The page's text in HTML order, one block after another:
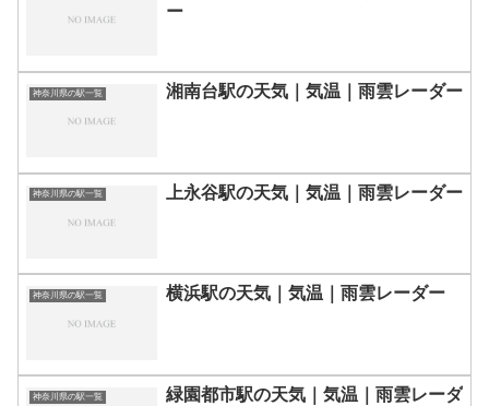
ー
神奈川県の駅一覧 湘南台駅の天気｜気温｜雨雲レーダー
神奈川県の駅一覧 上永谷駅の天気｜気温｜雨雲レーダー
神奈川県の駅一覧 横浜駅の天気｜気温｜雨雲レーダー
神奈川県の駅一覧
緑園都市駅の天気｜気温｜雨雲レーダ